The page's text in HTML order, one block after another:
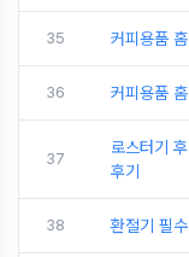
35 커피용품
36 커피용품
37
로스터기
후기
38 환절기 필